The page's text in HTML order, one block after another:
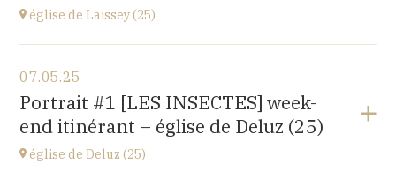
église de Laissey (25)
église Saint-Antide,
27 Rue de la Chapelle, 25820 Laissey
at17H00
07.05.25
Portrait #1 [LES INSECTES] week-
end itinérant – église de Deluz (25)
église de Deluz (25)